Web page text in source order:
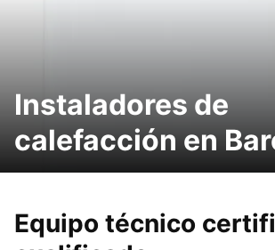
Instaladores de
calefacción en
Equipo técnico